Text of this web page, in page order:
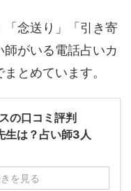
「念送り」「引き寄
がいる電話占いカ
とめています。
の口コミ評判
は？占い師3人
を見る